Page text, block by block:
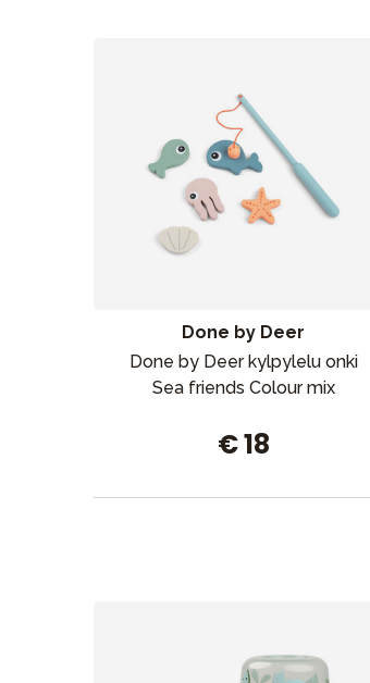
Done by Deer
Done by Deer kylpylelu onki
Sea friends Colour mix
€ 18